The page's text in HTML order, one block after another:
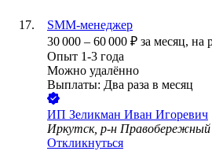
SMM-менеджер
30 000 – 60 000 ₽ за месяц, на
Опыт 1-3 года
Можно удалённо
Выплаты: Два раза в месяц
ИП Зеликман Иван Игоревич
Иркутск, р-н Правобережный
Откликнуться